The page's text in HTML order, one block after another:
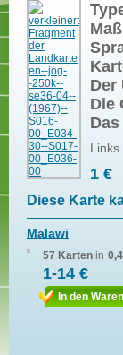
Der
Die
1 €
Diese Karte
Malawi
57 Karten in
1-14 €
In den